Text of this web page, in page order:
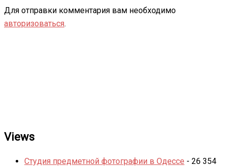
Для отправки комментария вам необходимо
авторизоваться.
Views
Студия предметной фотографии в Одессе - 26 354